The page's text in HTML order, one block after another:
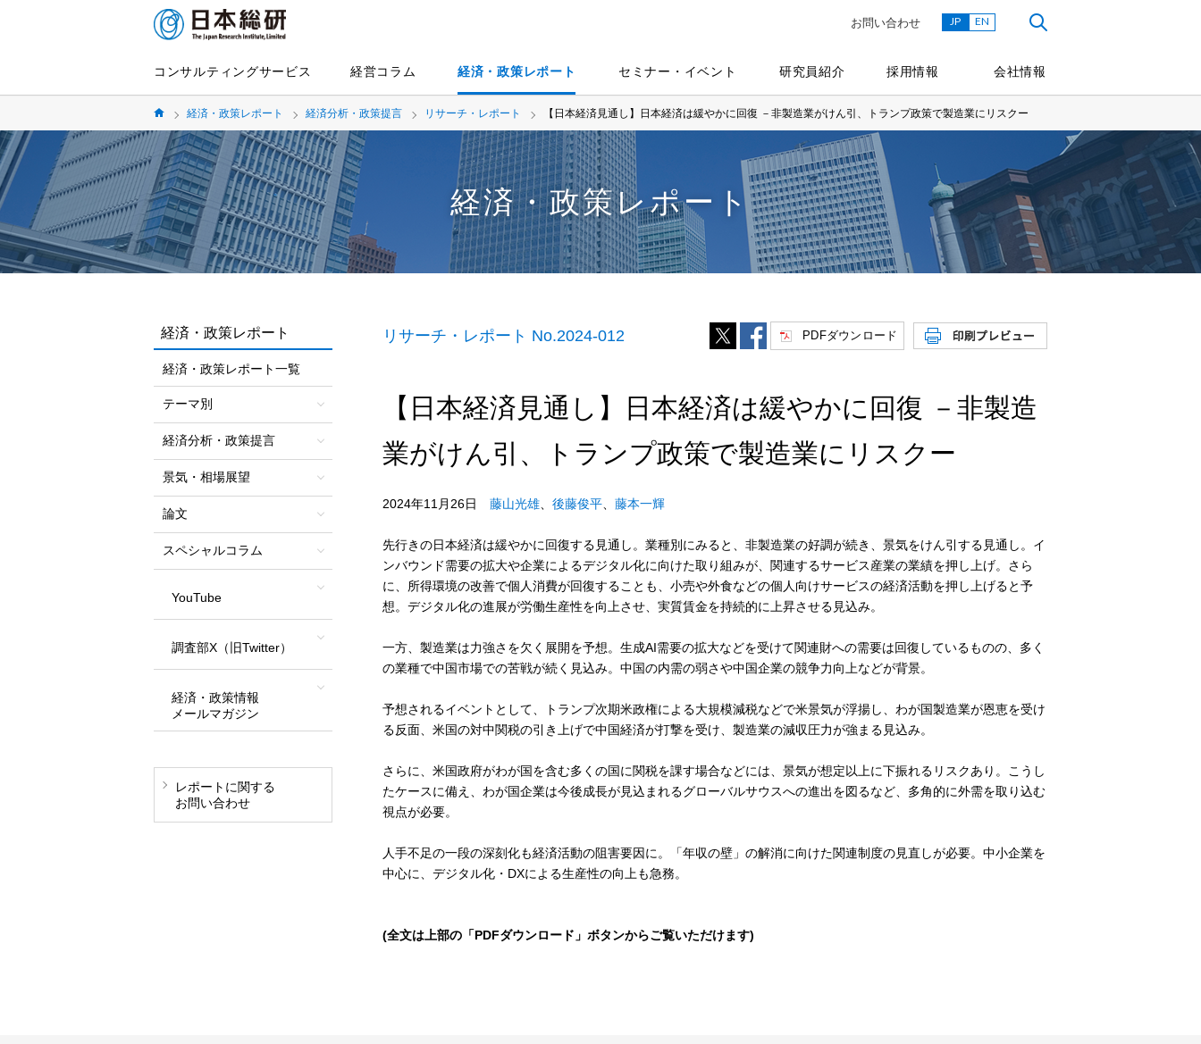
コンサルティングサービス 経営コラム 経済・政策レポート セミナー・イベント 研究員紹介 採用情報 会社情報
お問い合わせ JP EN
経済・政策レポート 経済分析・政策提言 リサーチ・レポート 【日本経済見通し】日本経済は緩やかに回復 －非製造業がけん引、トランプ政策で製造業にリスクー
経済・政策レポート
PDFダウンロード
リサーチ・レポート No.2024-012
【日本経済見通し】日本経済は緩やかに回復 －非製造
業がけん引、トランプ政策で製造業にリスクー
2024年11月26日 藤山光雄 後藤俊平 藤本一輝
先行きの日本経済は緩やかに回復する見通し。業種別にみると、非製造業の好調が続き、景気をけん引する見通し。イ
ンバウンド需要の拡大や企業によるデジタル化に向けた取り組みが、関連するサービス産業の業績を押し上げ。さら
に、所得環境の改善で個人消費が回復することも、小売や外食などの個人向けサービスの経済活動を押し上げると予
想。デジタル化の進展が労働生産性を向上させ、実質賃金を持続的に上昇させる見込み。
一方、製造業は力強さを欠く展開を予想。生成AI需要の拡大などを受けて関連財への需要は回復しているものの、多く
の業種で中国市場での苦戦が続く見込み。中国の内需の弱さや中国企業の競争力向上などが背景。
予想されるイベントとして、トランプ次期米政権による大規模減税などで米景気が浮揚し、わが国製造業が恩恵を受け
る反面、米国の対中関税の引き上げで中国経済が打撃を受け、製造業の減収圧力が強まる見込み。
さらに、米国政府がわが国を含む多くの国に関税を課す場合などには、景気が想定以上に下振れるリスクあり。こうし
たケースに備え、わが国企業は今後成長が見込まれるグローバルサウスへの進出を図るなど、多角的に外需を取り込む
視点が必要。
人手不足の一段の深刻化も経済活動の阻害要因に。「年収の壁」の解消に向けた関連制度の見直しが必要。中小企業を
中心に、デジタル化・DXによる生産性の向上も急務。
(全文は上部の「PDFダウンロード」ボタンからご覧いただけます)
経済・政策レポート
経済・政策レポート一覧
テーマ別
経済分析・政策提言
景気・相場展望
論文
スペシャルコラム
YouTube
調査部X（旧Twitter）
経済・政策情報
メールマガジン
レポートに関する
お問い合わせ